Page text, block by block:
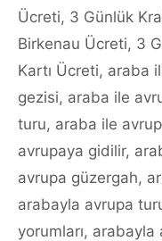
Ücreti, 3 Günlük
Birkenau Ücreti, 3
Kartı Ücreti, araba
gezisi, araba ile
turu, araba ile
avrupaya gidilir,
avrupa güzergah,
arabayla avrupa
yorumları, arabayla